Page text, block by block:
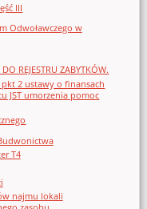
III
Odwoławczego w
REJESTRU ZABYTKÓW.
2 ustawy o finansach
JST umorzenia pomoc
T4
najmu lokali